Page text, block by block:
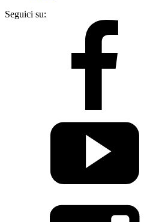
Seguici su: